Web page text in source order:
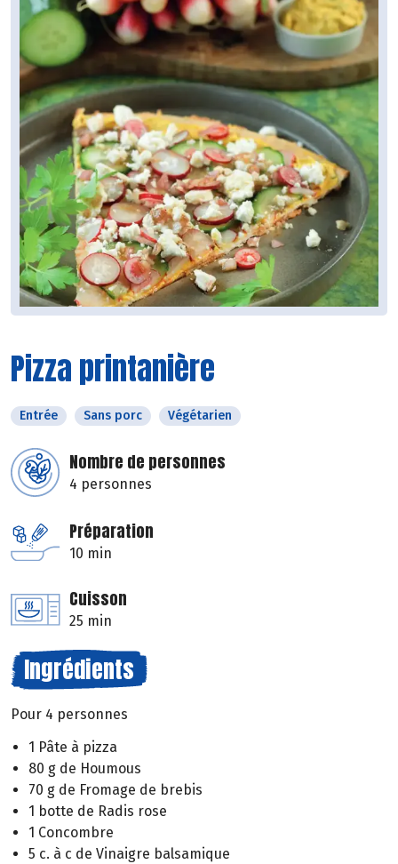
Pizza printanière
Entrée Sans porc Végétarien
Nombre de personnes
4 personnes
Préparation
10 min
Cuisson
25 min
Ingrédients
Pour 4 personnes
1 Pâte à pizza
80 g de Houmous
70 g de Fromage de brebis
1 botte de Radis rose
1 Concombre
5 c. à c de Vinaigre balsamique